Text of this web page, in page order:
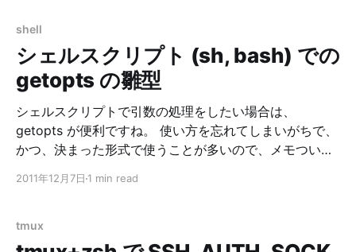
レクトリ移動してしまうと、同階層にもどってこれない
ので、DIR_BASE は下記のように得た方が良い。
#!/bin/sh DIR_BASE=$(cd $(dirname ${0}); pwd)
shell
シェルスクリプト (sh, bash) での
getopts の雛型
シェルスクリプトで引数の処理をしたい場合は、
getopts が便利ですね。 使い方を忘れてしまいがちで、
かつ、決まった形式で使うことが多いので、メモついで
# getopts test #
usr/sbin export PATH # # usage # _usage() { #(*1)
echo "usage:" echo "${0} -a -b HOGE [-c] [-d FOO]
2011年12月7日 1 min read
tmux